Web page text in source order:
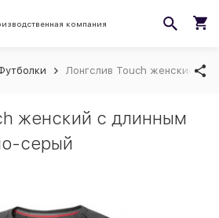
компания
Лонгслив Touch женский с
женский с длинным
серый